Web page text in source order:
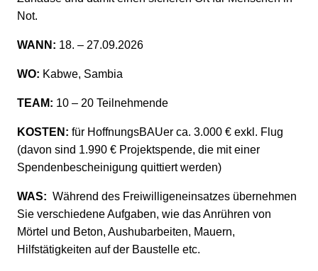
Not.
WANN: 18. – 27.09.2026
WO: Kabwe, Sambia
TEAM: 10 – 20 Teilnehmende
KOSTEN: für HoffnungsBAUer ca. 3.000 € exkl. Flug
(davon sind 1.990 € Projektspende, die mit einer
Spendenbescheinigung quittiert werden)
WAS: Während des Freiwilligeneinsatzes übernehmen
Sie verschiedene Aufgaben, wie das Anrühren von
Mörtel und Beton, Aushubarbeiten, Mauern,
Hilfstätigkeiten auf der Baustelle etc.